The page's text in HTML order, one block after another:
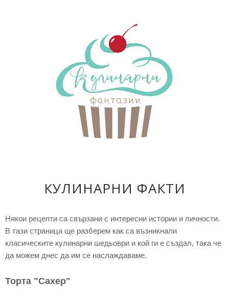
КУЛИНАРНИ ФАКТИ
Някои рецепти са свързани с интересни истории и личности.
В тази страница ще разберем как са възникнали
класическите кулинарни шедьоври и кой ги е създал, така че
да можем днес да им се наслаждаваме.
Торта "Сахер"